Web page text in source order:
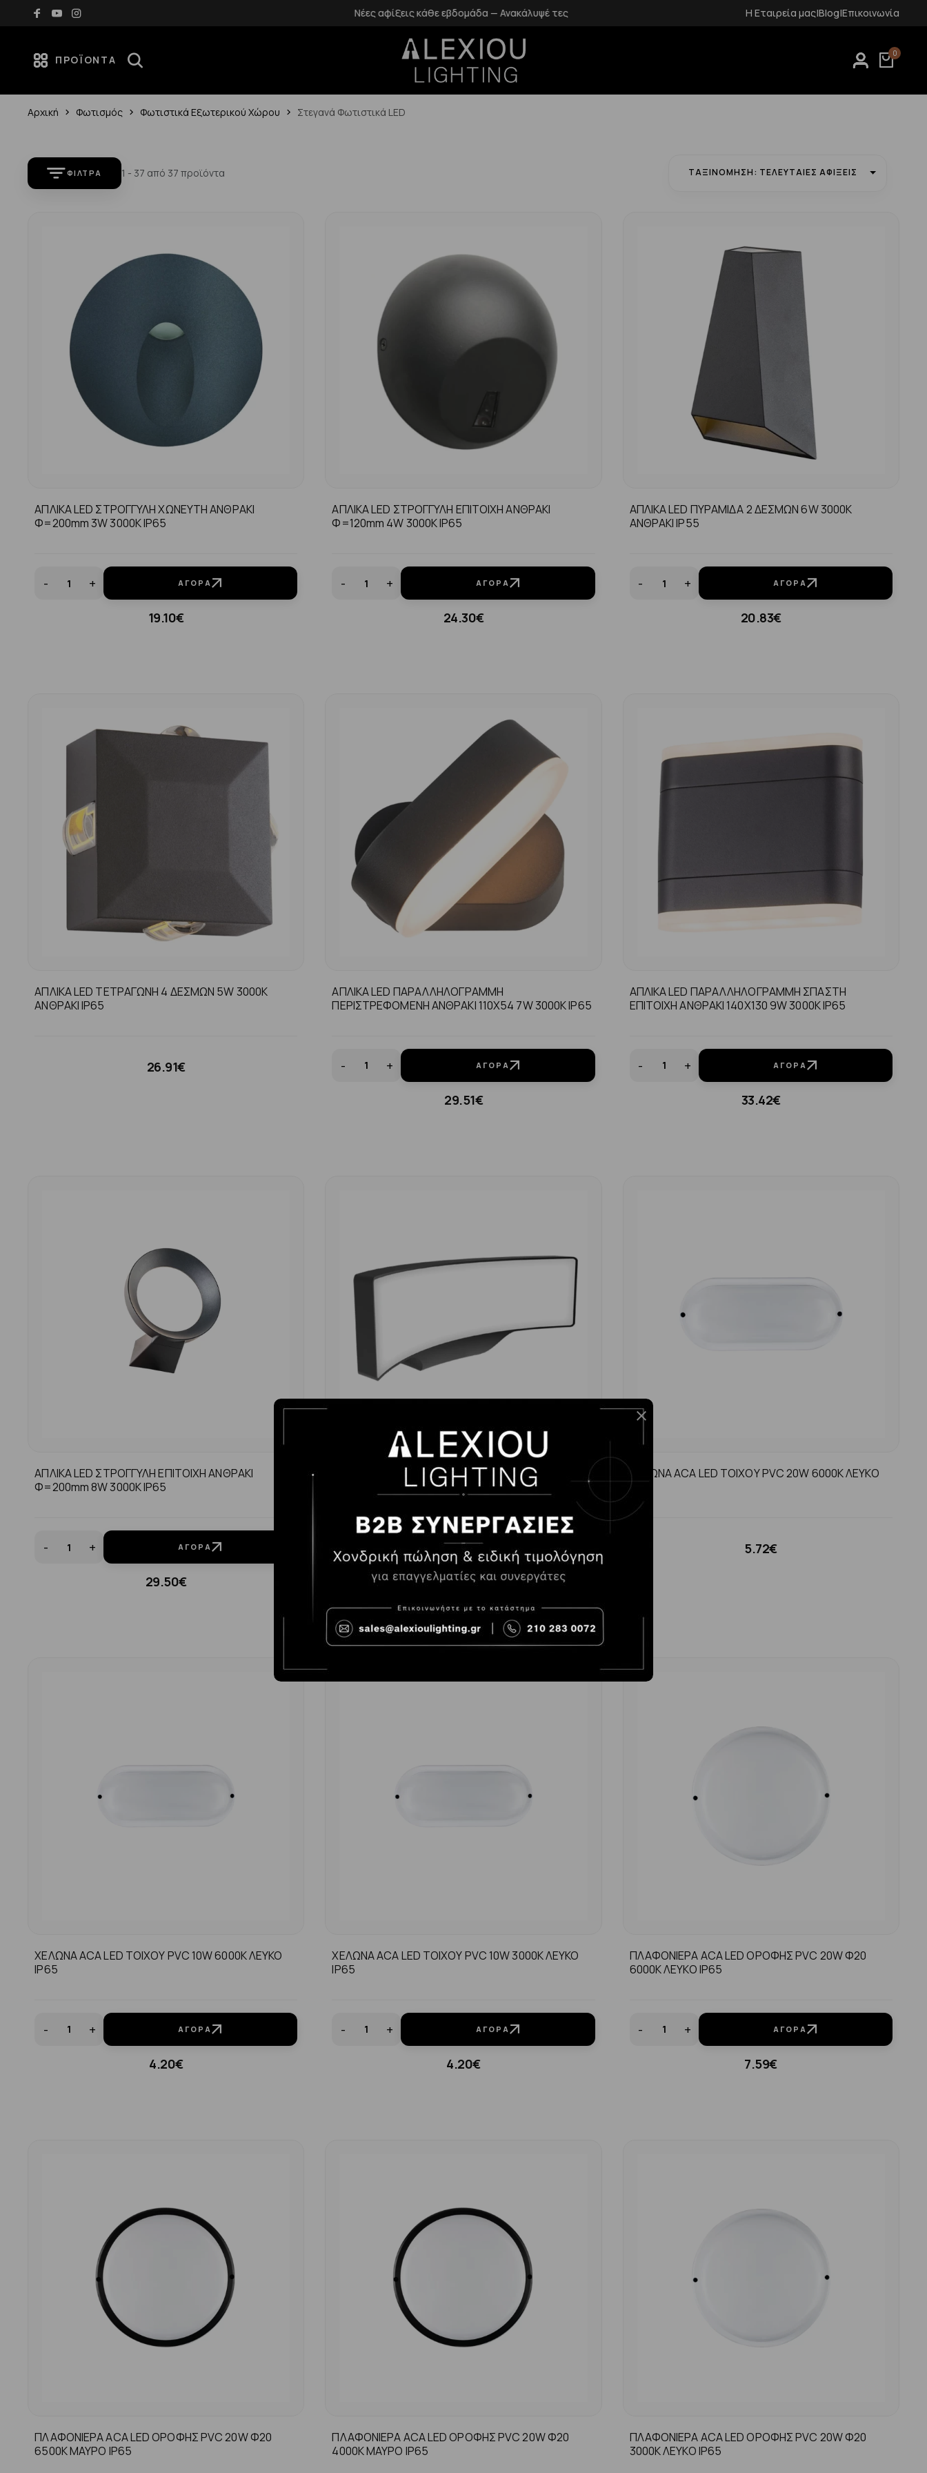
Νέες αφίξεις κάθε εβδομάδα — Ανακάλυψέ τες Δωρεάν επιστροφές εντός 14 ημερών Δωρεάν μεταφορικά για αγορές άνω των 70€
Η Εταιρεία μας|Blog|Επικοινωνία
ΠΡΟΪΌΝΤΑ 0
Αρχική Φωτισμός Φωτιστικά Εξωτερικού Χώρου Στεγανά Φωτιστικά LED
ΦΊΛΤΡΑ 1 - 37 από 37 προϊόντα ΤΑΞΙΝΌΜΗΣΗ: ΤΕΛΕΥΤΑΊΕΣ ΑΦΊΞΕΙΣ
ΑΠΛΙΚΑ LED ΣΤΡΟΓΓΥΛΗ ΧΩΝΕΥΤΗ ΑΝΘΡΑΚΙ
Φ=200mm 3W 3000K IP65
- + ΑΓΟΡΆ
19.10€
ΑΠΛΙΚΑ LED ΣΤΡΟΓΓΥΛΗ ΕΠΙΤΟΙΧΗ ΑΝΘΡΑΚΙ
Φ=120mm 4W 3000K IP65
- + ΑΓΟΡΆ
24.30€
ΑΠΛΙΚΑ LED ΠΥΡΑΜΙΔΑ 2 ΔΕΣΜΩΝ 6W 3000K
ΑΝΘΡΑΚΙ ΙP55
- + ΑΓΟΡΆ
20.83€
ΑΠΛΙΚΑ LED ΤΕΤΡΑΓΩΝΗ 4 ΔΕΣΜΩΝ 5W 3000K
ΑΝΘΡΑΚΙ ΙP65
26.91€
ΑΠΛΙΚΑ LED ΠΑΡΑΛΛΗΛΟΓΡΑΜΜΗ
ΠΕΡΙΣΤΡΕΦΟΜΕΝΗ ΑΝΘΡΑΚΙ 110Χ54 7W 3000K IP65
- + ΑΓΟΡΆ
29.51€
ΑΠΛΙΚΑ LED ΠΑΡΑΛΛΗΛΟΓΡΑΜΜΗ ΣΠΑΣΤΗ
ΕΠΙΤΟΙΧΗ ΑΝΘΡΑΚΙ 140Χ130 9W 3000K IP65
- + ΑΓΟΡΆ
33.42€
ΑΠΛΙΚΑ LED ΣΤΡΟΓΓΥΛΗ ΕΠΙΤΟΙΧΗ ΑΝΘΡΑΚΙ
Φ=200mm 8W 3000K IP65
- + ΑΓΟΡΆ
29.50€
ΑΠΛΙΚΑ LED ΠΑΡΑΛΛΗΛΟΓΡΑΜΜΗ ΕΠΙΤΟΙΧΗ
ΑΝΘΡΑΚΙ 285Χ80 13W 3000K IP65
- ΑΓΟΡΆ
42.53€
ΧΕΛΩΝΑ ACA LED ΤΟΙΧΟΥ PVC 20W 6000K ΛΕΥΚΟ
ΙP65
5.72€
ΧΕΛΩΝΑ ACA LED ΤΟΙΧΟΥ PVC 10W 6000K ΛΕΥΚΟ
ΙP65
- + ΑΓΟΡΆ
4.20€
ΧΕΛΩΝΑ ACA LED ΤΟΙΧΟΥ PVC 10W 3000K ΛΕΥΚΟ
ΙP65
- + ΑΓΟΡΆ
4.20€
ΠΛΑΦΟΝΙΕΡΑ ACA LED ΟΡΟΦΗΣ PVC 20W Φ20
6000K ΛΕΥΚΟ ΙP65
- + ΑΓΟΡΆ
7.59€
ΠΛΑΦΟΝΙΕΡΑ ACA LED ΟΡΟΦΗΣ PVC 20W Φ20
6500K ΜΑΥΡΟ ΙP65
ΠΛΑΦΟΝΙΕΡΑ ACA LED ΟΡΟΦΗΣ PVC 20W Φ20
4000K ΜΑΥΡΟ ΙP65
ΠΛΑΦΟΝΙΕΡΑ ACA LED ΟΡΟΦΗΣ PVC 20W Φ20
3000K ΛΕΥΚΟ ΙP65